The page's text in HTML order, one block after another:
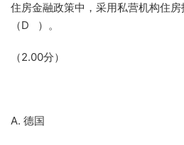
住房金融政策中，采用私营机构住
（D ）。
（2.00分）
A. 德国